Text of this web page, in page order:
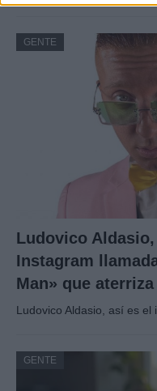
GENTE
Ludovico
Instagram
Man» que
Ludovico Aldasio, así es
GENTE